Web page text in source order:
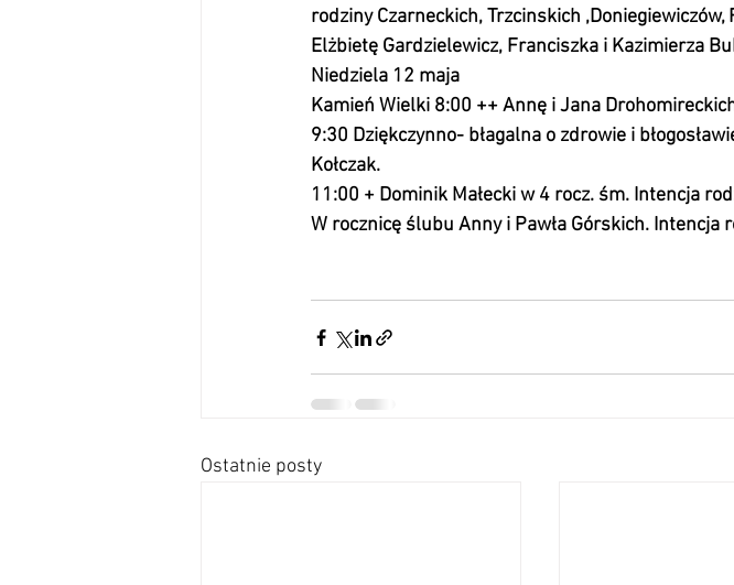
rodziny Czarneckich, Trzcinskich
Elżbietę Gardzielewicz, Franciszka i Kazimierza
Niedziela 12 maja
Kamień Wielki 8:00 ++ Annę i Jana Drohomireckich.
9:30 Dziękczynno- błagalna o zdrowie i
Kołczak.
11:00 + Dominik Małecki w 4 rocz. śm. Intencja
W rocznicę ślubu Anny i Pawła Górskich. Intencja
Ostatnie posty